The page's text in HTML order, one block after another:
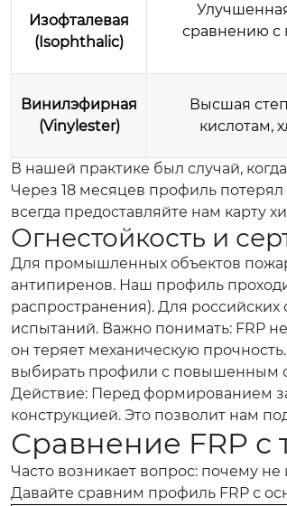
Изофталевая
(Isophthalic)
сравнению с
Винилэфирная
(Vinylester)
Высшая
кислотам,
В нашей практике был случай,
Через 18 месяцев профиль
всегда предоставляйте нам карту
Огнестойкость и
Для промышленных объектов
антипиренов. Наш профиль
распространения). Для
испытаний. Важно понимать: FRP
он теряет механическую
выбирать профили с повышенным
Действие: Перед формированием
конструкцией. Это позволит нам
Сравнение FRP
Часто возникает вопрос: почему
Давайте сравним профиль FRP с